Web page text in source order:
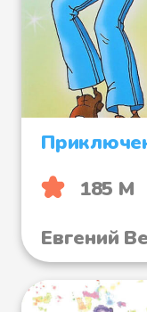
185 М
Евгений